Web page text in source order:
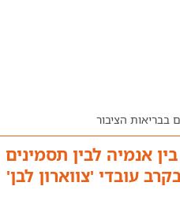
בבריאות הציבור
אנמיה לבין תסמינים
עובדי 'צווארון לבן'